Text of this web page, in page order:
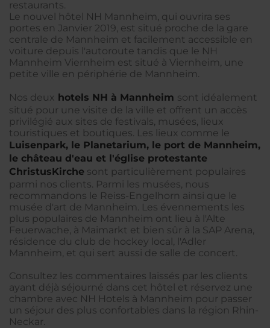
restaurants.
Le nouvel hôtel NH Mannheim, qui ouvrira ses
portes en Janvier 2019, est situé proche de la gare
centrale de Mannheim et facilement accessible en
voiture depuis l'autoroute tandis que le NH
Mannheim Viernheim est situé à Viernheim, une
petite ville en périphérie de Mannheim.
Nos deux hotels NH à Mannheim sont idéalement
situé pour une visite de la ville et offrent un accès
privilégié aux sites de festivals, musées, lieux
touristiques et boutiques. Les lieux comme le
Luisenpark, le Planetarium, le port de Mannheim,
le château d'eau et l'église protestante
ChristusKirche sont particulièrement populaires
parmi nos clients. Parmi les musées, nous
recommandons le Reiss-Engelhorn ainsi que le
musée d'art de Mannheim. Les évennements les
plus populaires de Mannheim ont lieu à l'Alte
Feuerwache, à Maimarkt et bien sûr à la SAP Arena,
résidence du club de hockey local, l'Adler
Mannheim, et qui sert aussi de salle de concert.
Consultez les commentaires laissés par les clients
ayant déjà séjourné dans cet hôtel et réservez une
chambre avec NH Hotels à Mannheim pour passer
un séjour des plus confortables dans la région Rhin-
Neckar.